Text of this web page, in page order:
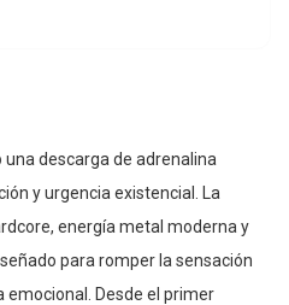
una descarga de adrenalina
y urgencia existencial. La
energía metal moderna y
para romper la sensación
Desde el primer